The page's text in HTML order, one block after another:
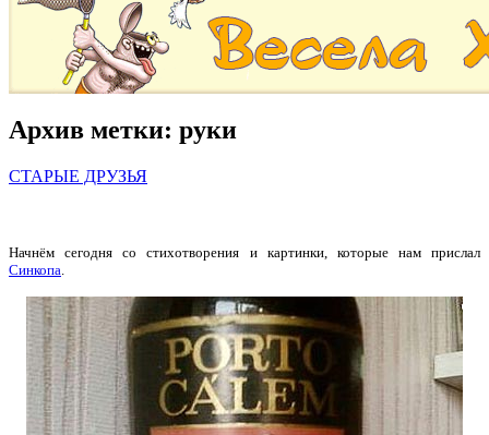
Архив метки: руки
СТАРЫЕ ДРУЗЬЯ
Начнём сегодня со стихотворения и картинки, которые нам прислал
Синкопа.